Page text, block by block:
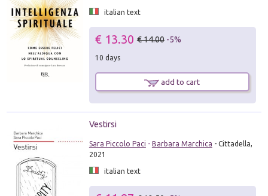
italian text
€ 13.30 € 14.00 -5%
10 days
add to cart
Vestirsi
Sara Piccolo Paci - Barbara Marchica - Cittadella,
2021
italian text